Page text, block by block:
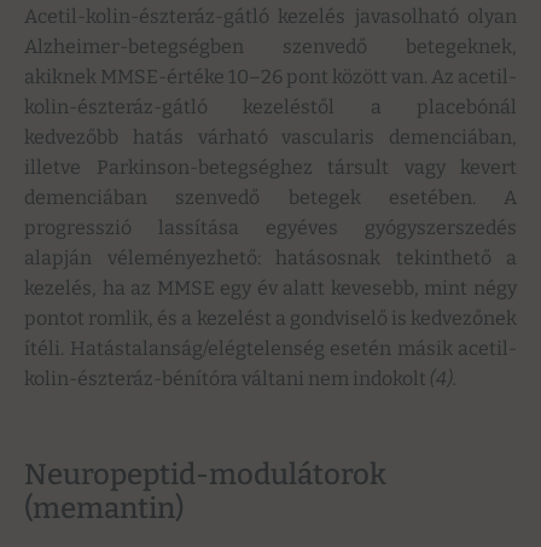
Acetil-kolin-észteráz-gátló kezelés javasolható olyan
Alzheimer-betegségben szenvedő betegeknek,
akiknek MMSE-értéke 10–26 pont között van. Az acetil-
kolin-észteráz-gátló kezeléstől a placebónál
kedvezőbb hatás várható vascularis demenciában,
illetve Parkinson-betegséghez társult vagy kevert
demenciában szenvedő betegek esetében. A
progresszió lassítása egyéves gyógyszerszedés
alapján véleményezhető: hatásosnak tekinthető a
kezelés, ha az MMSE egy év alatt kevesebb, mint négy
pontot romlik, és a kezelést a gondviselő is kedvezőnek
ítéli. Hatástalanság/elégtelenség esetén másik acetil-
kolin-észteráz-bénítóra váltani nem indokolt (4).
Neuropeptid-modulátorok
(memantin)